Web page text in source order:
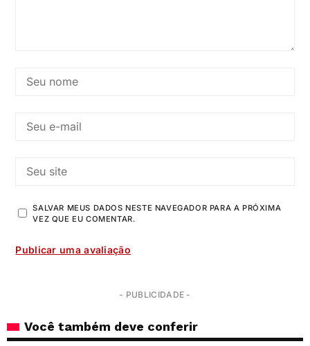
SALVAR MEUS DADOS NESTE NAVEGADOR PARA A PRÓXIMA
VEZ QUE EU COMENTAR.
- PUBLICIDADE -
Você também deve conferir